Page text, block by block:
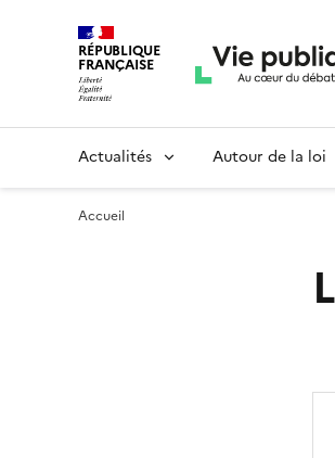
RÉPUBLIQUE
FRANÇAISE
Actualités Autour de la loi
Accueil